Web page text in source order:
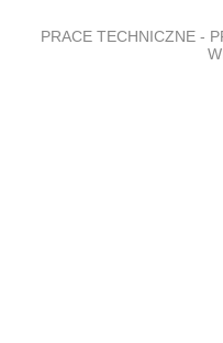
PRACE TECHNICZNE -